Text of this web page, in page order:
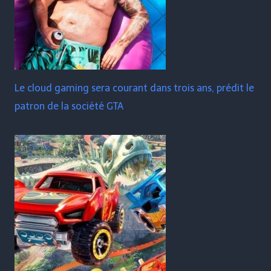
Le cloud gaming sera courant dans trois ans, prédit le
patron de la société GTA